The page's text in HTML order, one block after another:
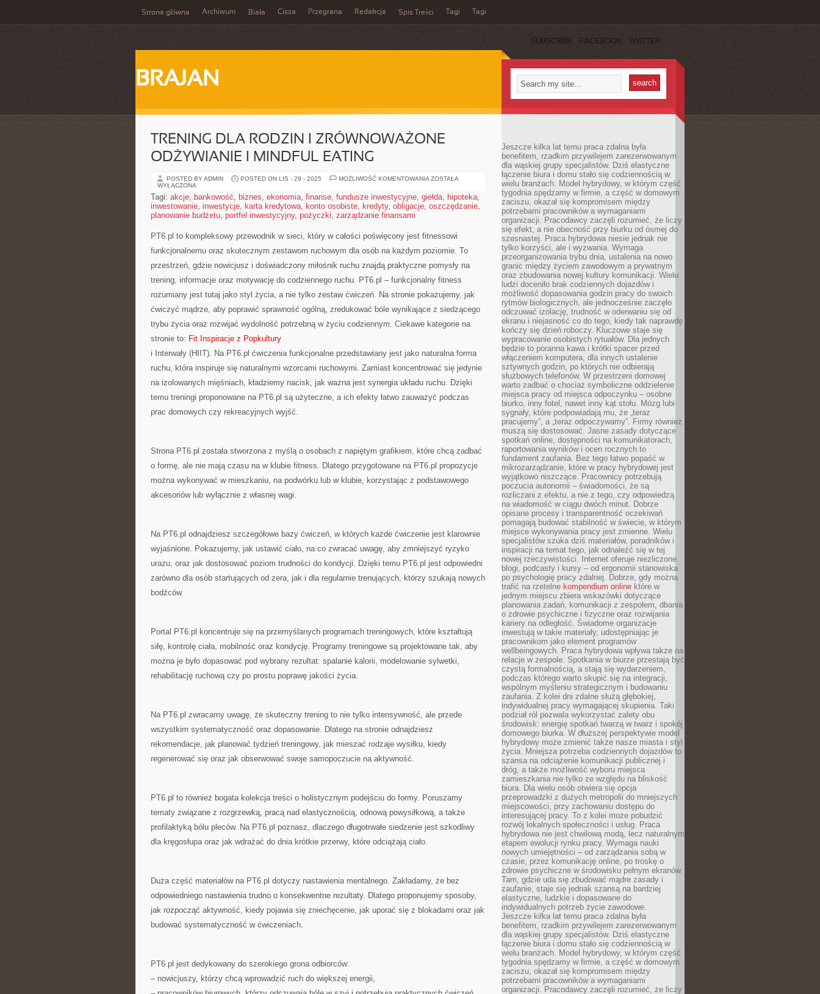
Strona główna Archiwum Biała Cisza Przegrana Redakcja Spis Treści Tagi Tagi
SUBSCRIBE FACEBOOK TWITTER
BRAJAN
TRENING DLA RODZIN I ZRÓWNOWAŻONE
ODŻYWIANIE I MINDFUL EATING
POSTED BY ADMIN POSTED ON LIS - 29 - 2025 MOŻLIWOŚĆ KOMENTOWANIA TRENING
I
ZRÓWNOWAŻONE
ODŻYWIANIE
ZOSTAŁA
WYŁĄCZONA
Tagi: akcje, bankowość, biznes, ekonomia, finanse, fundusze inwestycyjne, giełda, hipoteka,
inwestowanie, inwestycje, karta kredytowa, konto osobiste, kredyty, obligacje, oszczędzanie,
planowanie budżetu, portfel inwestycyjny, pożyczki, zarządzanie finansami
PT6.pl to kompleksowy przewodnik w sieci, który w całości poświęcony jest fitnessowi
funkcjonalnemu oraz skutecznym zestawom ruchowym dla osób na każdym poziomie. To
przestrzeń, gdzie nowicjusz i doświadczony miłośnik ruchu znajdą praktyczne pomysły na
trening, informacje oraz motywację do codziennego ruchu. PT6.pl – funkcjonalny fitness
rozumiany jest tutaj jako styl życia, a nie tylko zestaw ćwiczeń. Na stronie pokazujemy, jak
ćwiczyć mądrze, aby poprawić sprawność ogólną, zredukować bóle wynikające z siedzącego
trybu życia oraz rozwijać wydolność potrzebną w życiu codziennym. Ciekawe kategorie na
stronie to: Fit Inspiracje z Popkultury
i Interwały (HIIT). Na PT6.pl ćwiczenia funkcjonalne przedstawiany jest jako naturalna forma
ruchu, która inspiruje się naturalnymi wzorcami ruchowymi. Zamiast koncentrować się jedynie
na izolowanych mięśniach, kładziemy nacisk, jak ważna jest synergia układu ruchu. Dzięki
temu treningi proponowane na PT6.pl są użyteczne, a ich efekty łatwo zauważyć podczas
prac domowych czy rekreacyjnych wyjść.
Strona PT6.pl została stworzona z myślą o osobach z napiętym grafikiem, które chcą zadbać
o formę, ale nie mają czasu na w klubie fitness. Dlatego przygotowane na PT6.pl propozycje
można wykonywać w mieszkaniu, na podwórku lub w klubie, korzystając z podstawowego
akcesoriów lub wyłącznie z własnej wagi.
Na PT6.pl odnajdziesz szczegółowe bazy ćwiczeń, w których każde ćwiczenie jest klarownie
wyjaśnione. Pokazujemy, jak ustawić ciało, na co zwracać uwagę, aby zmniejszyć ryzyko
urazu, oraz jak dostosować poziom trudności do kondycji. Dzięki temu PT6.pl jest odpowiedni
zarówno dla osób startujących od zera, jak i dla regularnie trenujących, którzy szukają nowych
bodźców.
Portal PT6.pl koncentruje się na przemyślanych programach treningowych, które kształtują
siłę, kontrolę ciała, mobilność oraz kondycję. Programy treningowe są projektowane tak, aby
można je było dopasować pod wybrany rezultat: spalanie kalorii, modelowanie sylwetki,
rehabilitację ruchową czy po prostu poprawę jakości życia.
Na PT6.pl zwracamy uwagę, że skuteczny trening to nie tylko intensywność, ale przede
wszystkim systematyczność oraz dopasowanie. Dlatego na stronie odnajdziesz
rekomendacje, jak planować tydzień treningowy, jak mieszać rodzaje wysiłku, kiedy
regenerować się oraz jak obserwować swoje samopoczucie na aktywność.
PT6.pl to również bogata kolekcja treści o holistycznym podejściu do formy. Poruszamy
tematy związane z rozgrzewką, pracą nad elastycznością, odnową powysiłkową, a także
profilaktyką bólu pleców. Na PT6.pl poznasz, dlaczego długotrwałe siedzenie jest szkodliwy
dla kręgosłupa oraz jak wdrażać do dnia krótkie przerwy, które odciążają ciało.
Duża część materiałów na PT6.pl dotyczy nastawienia mentalnego. Zakładamy, że bez
odpowiedniego nastawienia trudno o konsekwentne rezultaty. Dlatego proponujemy sposoby,
jak rozpocząć aktywność, kiedy pojawia się zniechęcenie, jak uporać się z blokadami oraz jak
budować systematyczność w ćwiczeniach.
PT6.pl jest dedykowany do szerokiego grona odbiorców:
– nowicjuszy, którzy chcą wprowadzić ruch do większej energii,
Jeszcze kilka lat temu praca zdalna była
benefitem, rzadkim przywilejem zarezerwowanym
dla wąskiej grupy specjalistów. Dziś elastyczne
łączenie biura i domu stało się codziennością w
wielu branżach. Model hybrydowy, w którym część
tygodnia spędzamy w firmie, a część w domowym
zaciszu, okazał się kompromisem między
potrzebami pracowników a wymaganiami
organizacji. Pracodawcy zaczęli rozumieć, że liczy
się efekt, a nie obecność przy biurku od ósmej do
szesnastej. Praca hybrydowa niesie jednak nie
tylko korzyści, ale i wyzwania. Wymaga
przeorganizowania trybu dnia, ustalenia na nowo
granic między życiem zawodowym a prywatnym
oraz zbudowania nowej kultury komunikacji. Wielu
ludzi doceniło brak codziennych dojazdów i
możliwość dopasowania godzin pracy do swoich
rytmów biologicznych, ale jednocześnie zaczęło
odczuwać izolację, trudność w oderwaniu się od
ekranu i niejasność co do tego, kiedy tak naprawdę
kończy się dzień roboczy. Kluczowe staje się
wypracowanie osobistych rytuałów. Dla jednych
będzie to poranna kawa i krótki spacer przed
włączeniem komputera, dla innych ustalenie
sztywnych godzin, po których nie odbierają
służbowych telefonów. W przestrzeni domowej
warto zadbać o chociaż symboliczne oddzielenie
miejsca pracy od miejsca odpoczynku – osobne
biurko, inny fotel, nawet inny kąt stołu. Mózg lubi
sygnały, które podpowiadają mu, że „teraz
pracujemy”, a „teraz odpoczywamy”. Firmy również
muszą się dostosować. Jasne zasady dotyczące
spotkań online, dostępności na komunikatorach,
raportowania wyników i ocen rocznych to
fundament zaufania. Bez tego łatwo popaść w
mikrozarządzanie, które w pracy hybrydowej jest
wyjątkowo niszczące. Pracownicy potrzebują
poczucia autonomii – świadomości, że są
rozliczani z efektu, a nie z tego, czy odpowiedzą
na wiadomość w ciągu dwóch minut. Dobrze
opisane procesy i transparentność oczekiwań
pomagają budować stabilność w świecie, w którym
miejsce wykonywania pracy jest zmienne. Wielu
specjalistów szuka dziś materiałów, poradników i
inspiracji na temat tego, jak odnaleźć się w tej
nowej rzeczywistości. Internet oferuje niezliczone
blogi, podcasty i kursy – od ergonomii stanowiska
po psychologię pracy zdalnej. Dobrze, gdy można
trafić na rzetelne kompendium online które w
jednym miejscu zbiera wskazówki dotyczące
planowania zadań, komunikacji z zespołem, dbania
o zdrowie psychiczne i fizyczne oraz rozwijania
kariery na odległość. Świadome organizacje
inwestują w takie materiały, udostępniając je
pracownikom jako element programów
wellbeingowych. Praca hybrydowa wpływa także na
relacje w zespole. Spotkania w biurze przestają być
czystą formalnością, a stają się wydarzeniem,
podczas którego warto skupić się na integracji,
wspólnym myśleniu strategicznym i budowaniu
zaufania. Z kolei dni zdalne służą głębokiej,
indywidualnej pracy wymagającej skupienia. Taki
podział ról pozwala wykorzystać zalety obu
środowisk: energię spotkań twarzą w twarz i spokój
domowego biurka. W dłuższej perspektywie model
hybrydowy może zmienić także nasze miasta i styl
życia. Mniejsza potrzeba codziennych dojazdów to
szansa na odciążenie komunikacji publicznej i
dróg, a także możliwość wyboru miejsca
zamieszkania nie tylko ze względu na bliskość
biura. Dla wielu osób otwiera się opcja
przeprowadzki z dużych metropolii do mniejszych
miejscowości, przy zachowaniu dostępu do
interesującej pracy. To z kolei może pobudzić
rozwój lokalnych społeczności i usług. Praca
hybrydowa nie jest chwilową modą, lecz naturalnym
etapem ewolucji rynku pracy. Wymaga nauki
nowych umiejętności – od zarządzania sobą w
czasie, przez komunikację online, po troskę o
zdrowie psychiczne w środowisku pełnym ekranów.
Tam, gdzie uda się zbudować mądre zasady i
zaufanie, staje się jednak szansą na bardziej
elastyczne, ludzkie i dopasowane do
indywidualnych potrzeb życie zawodowe.
Jeszcze kilka lat temu praca zdalna była
benefitem, rzadkim przywilejem zarezerwowanym
dla wąskiej grupy specjalistów. Dziś elastyczne
łączenie biura i domu stało się codziennością w
wielu branżach. Model hybrydowy, w którym część
tygodnia spędzamy w firmie, a część w domowym
zaciszu, okazał się kompromisem między
potrzebami pracowników a wymaganiami
organizacji. Pracodawcy zaczęli rozumieć, że liczy